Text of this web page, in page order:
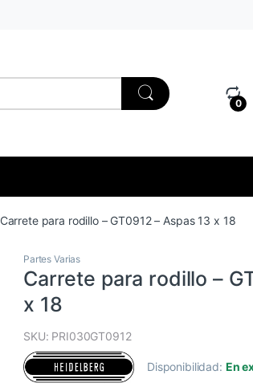
0
Carrete para rodillo – GT0912 – Aspas 13 x 18
Partes Varias
Carrete para rodillo –
x 18
SKU: PRI030GT0912
Disponibilidad: En